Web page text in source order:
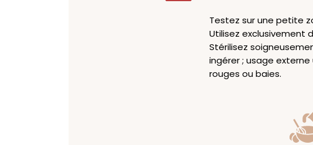
Testez sur une petite
Utilisez exclusivement
Stérilisez
ingérer ; usage
rouges ou baies.